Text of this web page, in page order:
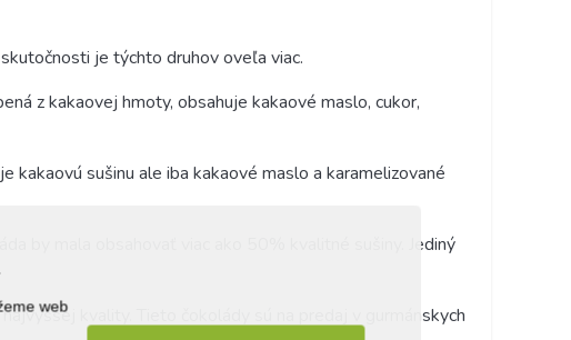
web
je týchto druhov oveľa viac.
z kakaovej hmoty, obsahuje kakaové maslo, cukor,
kakaovú sušinu ale iba kakaové maslo a karamelizované
by mala obsahovať viac ako 50% kvalitné sušiny. Jediný
kvality. Tieto čokolády sú na predaj v gurmánskych